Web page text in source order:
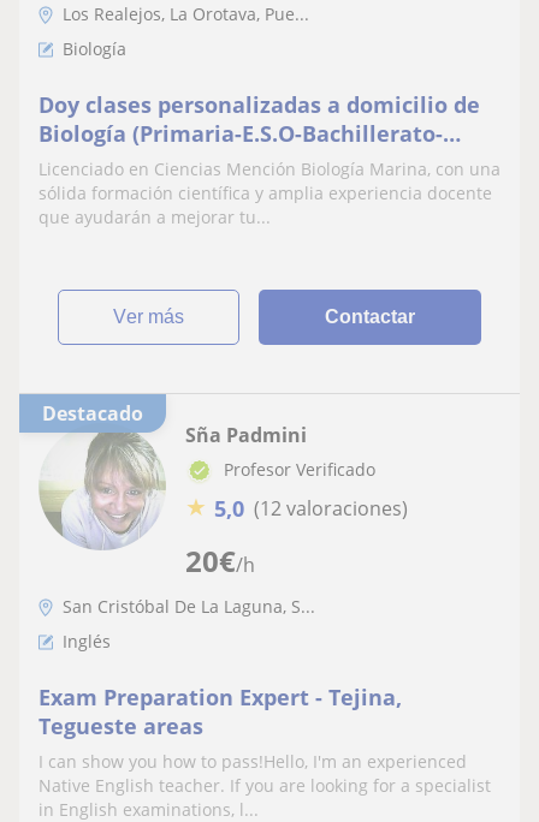
Los Realejos, La Orotava, Pue...
Biología
Doy clases personalizadas a domicilio de
Biología (Primaria-E.S.O-Bachillerato-
Universidad)
Licenciado en Ciencias Mención Biología Marina, con una
sólida formación científica y amplia experiencia docente
que ayudarán a mejorar tu...
ver más Contactar
Destacado
20€/h
Sña Padmini
Profesor Verificado
★ 5,0 (12 valoraciones)
San Cristóbal De La Laguna, S...
Inglés
Exam Preparation Expert - Tejina,
Tegueste areas
I can show you how to pass!Hello, I'm an experienced
Native English teacher. If you are looking for a specialist
in English examinations, l...